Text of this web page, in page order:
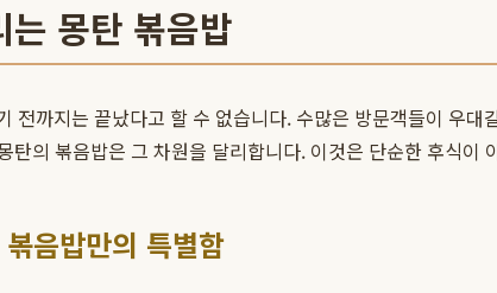
몽탄 볶음밥
전까지는 끝났다고 할 수 없습니다. 수많은 방문객들이 우
의 볶음밥은 그 차원을 달리합니다. 이것은 단순한 후식이
음밥만의 특별함